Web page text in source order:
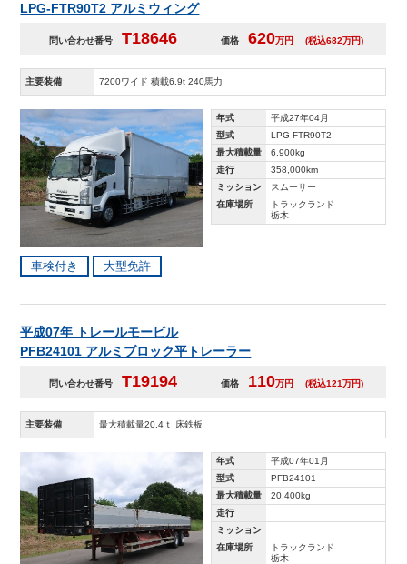
LPG-FTR90T2 アルミウィング
問い合わせ番号 T18646 価格 620万円 (税込682万円)
主要装備 7200ワイド 積載6.9t 240馬力
年式
平成27年04月
型式
LPG-FTR90T2
最大積載量
6,900kg
走行
358,000km
ミッション
スムーサー
在庫場所
トラックランド
栃木
車検付き 大型免許
平成07年 トレールモービル
PFB24101 アルミブロック平トレーラー
問い合わせ番号 T19194 価格 110万円 (税込121万円)
主要装備 最大積載量20.4ｔ 床鉄板
年式
平成07年01月
型式
PFB24101
最大積載量
20,400kg
走行
ミッション
在庫場所
トラックランド
栃木